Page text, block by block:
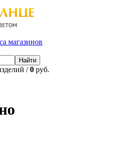
магазинов
/0 руб.